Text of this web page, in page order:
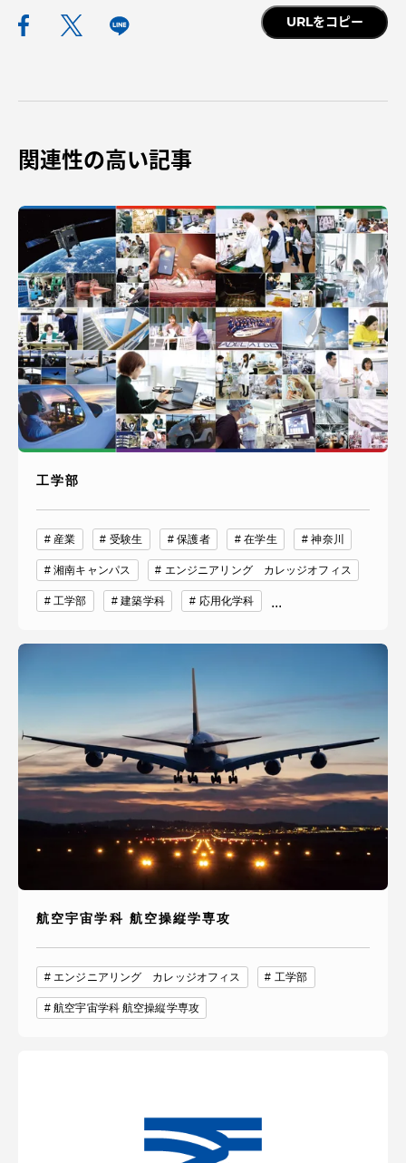
URLをコピー
関連性の高い記事
工学部
産業 受験生 保護者 在学生 神奈川
湘南キャンパス エンジニアリング カレッジオフィス
工学部 建築学科 応用化学科 ...
航空宇宙学科 航空操縦学専攻
エンジニアリング カレッジオフィス 工学部
航空宇宙学科 航空操縦学専攻